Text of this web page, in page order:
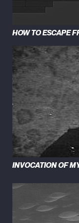
HOW TO ESCAPE
INVOCATION OF